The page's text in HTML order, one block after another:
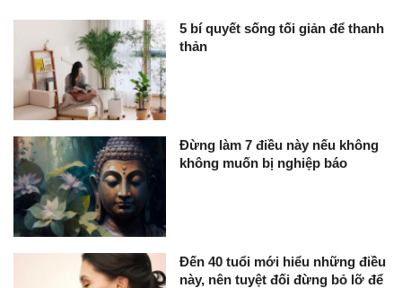
5 bí quyết sống tối giản để thanh
thản
Đừng làm 7 điều này nếu không
không muốn bị nghiệp báo
Đến 40 tuổi mới hiểu những điều
này, nên tuyệt đối đừng bỏ lỡ để